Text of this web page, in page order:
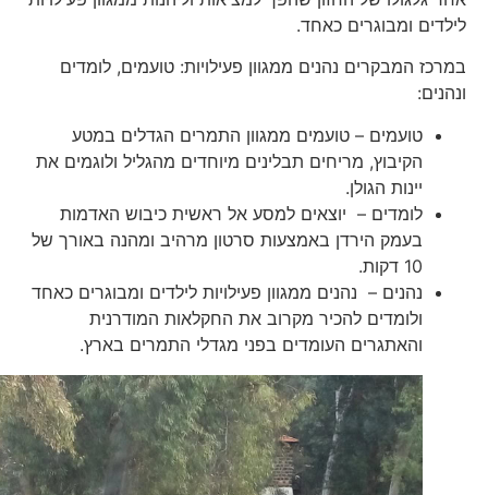
לילדים ומבוגרים כאחד.
במרכז המבקרים נהנים ממגוון פעילויות: טועמים, לומדים
ונהנים:
טועמים – טועמים ממגוון התמרים הגדלים במטע
הקיבוץ, מריחים תבלינים מיוחדים מהגליל ולוגמים את
יינות הגולן.
לומדים – יוצאים למסע אל ראשית כיבוש האדמות
בעמק הירדן באמצעות סרטון מרהיב ומהנה באורך של
נהנים – נהנים ממגוון פעילויות לילדים ומבוגרים כאחד
ולומדים להכיר מקרוב את החקלאות המודרנית
והאתגרים העומדים בפני מגדלי התמרים בארץ.